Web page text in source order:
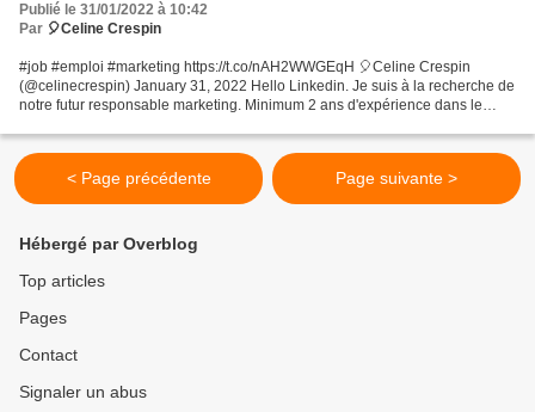
Publié le 31/01/2022 à 10:42
Par 🎈Celine Crespin
#job #emploi #marketing https://t.co/nAH2WWGEqH 🎈Celine Crespin
(@celinecrespin) January 31, 2022 Hello Linkedin. Je suis à la recherche de
notre futur responsable marketing. Minimum 2 ans d'expérience dans le
< Page précédente Page suivante >
Hébergé par Overblog
Top articles
Pages
Contact
Signaler un abus